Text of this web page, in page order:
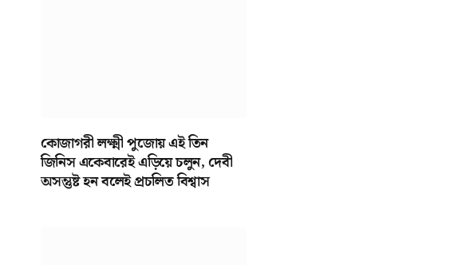
কোজাগরী লক্ষ্মী পুজোয় এই তিন
জিনিস একেবারেই এড়িয়ে চলুন, দেবী
অসন্তুষ্ট হন বলেই প্রচলিত বিশ্বাস